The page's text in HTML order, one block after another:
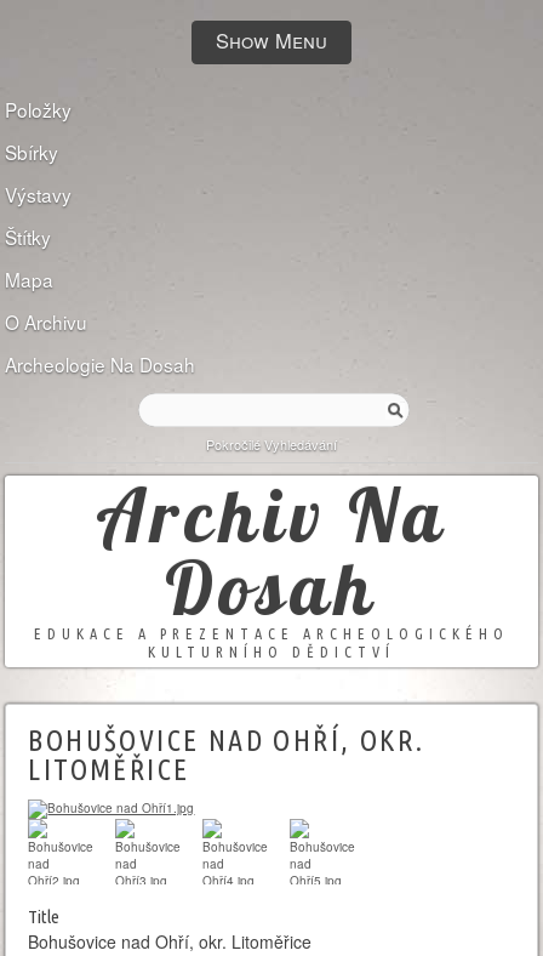
Show Menu
Položky
Sbírky
Výstavy
Štítky
Mapa
O Archivu
Archeologie Na Dosah
Pokročilé Vyhledávání
Archiv Na
Dosah
EDUKACE A PREZENTACE ARCHEOLOGICKÉHO
KULTURNÍHO DĚDICTVÍ
BOHUŠOVICE NAD OHŘÍ, OKR.
LITOMĚŘICE
Title
Bohušovice nad Ohří, okr. Litoměřice